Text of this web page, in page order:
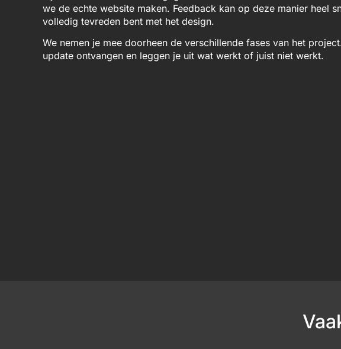
we de echte website maken. Feedback kan op deze manier heel
volledig tevreden bent met het design.
We nemen je mee doorheen de verschillende fases van het
update ontvangen en leggen je uit wat werkt of juist niet werkt.